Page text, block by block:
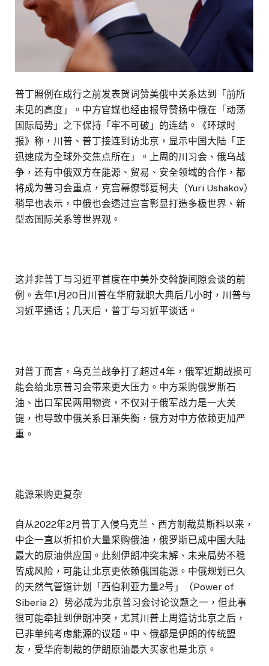
普丁照例在成行之前发表贺词赞美俄中关系达到「前所
未见的高度」。中方官媒也经由报导赞扬中俄在「动荡
国际局势」之下保持「牢不可破」的连结。《环球时
报》称，川普、普丁接连到访北京，显示中国大陆「正
迅速成为全球外交焦点所在」。上周的川习会、俄乌战
争，还有中俄双方在能源、贸易、安全领域的合作，都
将成为普习会重点，克宫幕僚鄂夏柯夫（Yuri Ushakov）
稍早也表示，中俄也会透过宣言彰显打造多极世界、新
型态国际关系等世界观。
这并非普丁与习近平首度在中美外交斡旋间隙会谈的前
例。去年1月20日川普在华府就职大典后几小时，川普与
习近平通话；几天后，普丁与习近平谈话。
对普丁而言，乌克兰战争打了超过4年，俄军近期战损可
能会给北京普习会带来更大压力。中方采购俄罗斯石
油、出口军民两用物资，不仅对于俄军战力是一大关
键，也导致中俄关系日渐失衡，俄方对中方依赖更加严
重。
能源采购更复杂
自从2022年2月普丁入侵乌克兰、西方制裁莫斯科以来，
中企一直以折扣价大量采购俄油，俄罗斯已成中国大陆
最大的原油供应国。此刻伊朗冲突未解、未来局势不稳
皆成风险，可能让北京更依赖俄国能源。中俄规划已久
的天然气管道计划「西伯利亚力量2号」（Power of
Siberia 2）势必成为北京普习会讨论议题之一，但此事
很可能牵扯到伊朗冲突，尤其川普上周造访北京之后，
已非单纯考虑能源的议题。中、俄都是伊朗的传统盟
友，受华府制裁的伊朗原油最大买家也是北京。